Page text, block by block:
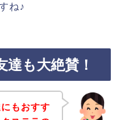
ね♪
も大絶賛！
もおすす